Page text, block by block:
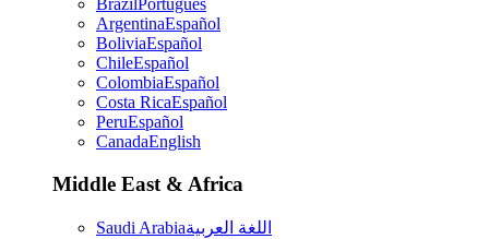
BrazilPortuguês
ArgentinaEspañol
BoliviaEspañol
ChileEspañol
ColombiaEspañol
Costa RicaEspañol
PeruEspañol
CanadaEnglish
Middle East & Africa
Saudi Arabiaاللغة العربية